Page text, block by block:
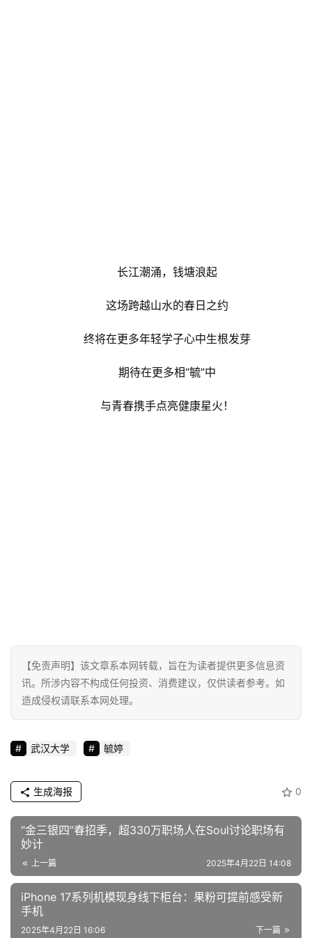
长江潮涌，钱塘浪起
这场跨越山水的春日之约
终将在更多年轻学子心中生根发芽
期待在更多相“毓”中
与青春携手点亮健康星火！
【免责声明】该文章系本网转载，旨在为读者提供更多信息资
讯。所涉内容不构成任何投资、消费建议，仅供读者参考。如
造成侵权请联系本网处理。
武汉大学 毓婷
0
生成海报
“金三银四”春招季，超330万职场人在Soul讨论职场有
妙计
上一篇 2025年4月22日 14:08
iPhone 17系列机模现身线下柜台：果粉可提前感受新
手机
下一篇
2025年4月22日 16:06